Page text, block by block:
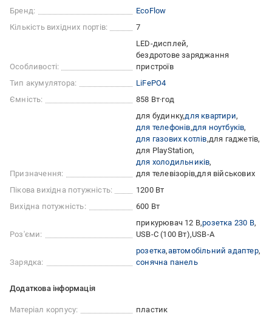
Бренд:
EcoFlow
Кількість вихідних портів:
7
Особливості:
LED-дисплей
бездротове заряджання
пристроїв
Тип акумулятора:
LiFePO4
Ємність:
858 Вт·год
Призначення:
для будинку для квартири
для телефонів для ноутбуків
для газових котлів для гаджетів
для PlayStation
для холодильників
для телевізорів для військових
Пікова вихідна потужність:
1200 Вт
Вихідна потужність:
600 Вт
Роз'єми:
прикурювач 12 В розетка 230 В
USB-C (100 Вт) USB-A
Зарядка:
розетка автомобільний адаптер
сонячна панель
Додаткова інформація
Матеріал корпусу:
пластик